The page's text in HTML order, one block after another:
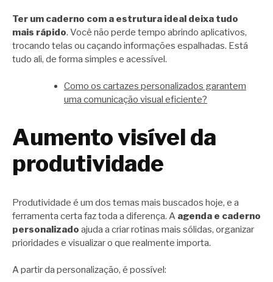
Ter um caderno com a estrutura ideal deixa tudo
mais rápido. Você não perde tempo abrindo aplicativos,
trocando telas ou caçando informações espalhadas. Está
tudo ali, de forma simples e acessível.
Como os cartazes personalizados garantem
uma comunicação visual eficiente?
Aumento visível da
produtividade
Produtividade é um dos temas mais buscados hoje, e a
ferramenta certa faz toda a diferença. A agenda e caderno
personalizado ajuda a criar rotinas mais sólidas, organizar
prioridades e visualizar o que realmente importa.
A partir da personalização, é possível: